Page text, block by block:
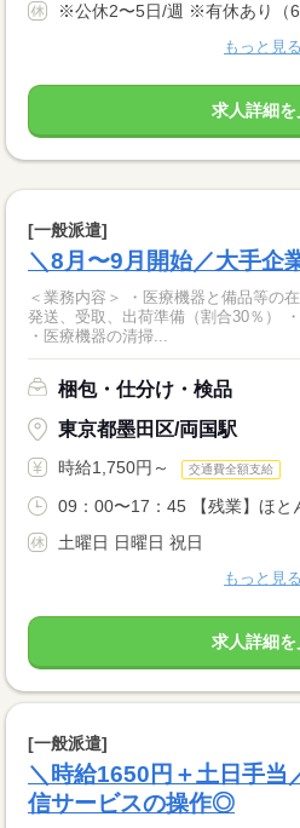
※公休2〜5日/週 ※有休あり（
もっと見る
求人詳細を
[一般派遣]
＼8月〜9月開始／大手企
＜業務内容＞ ・医療機器と備品等の
発送、受取、出荷準備（割合30％）
・医療機器の清掃...
梱包・仕分け・検品
東京都墨田区/両国駅
時給1,750円～ 交通費全額支給
09：00〜17：45 【残業】ほと
土曜日 日曜日 祝日
もっと見る
求人詳細を
[一般派遣]
＼時給1650円＋土日手当
信サービスの操作◎